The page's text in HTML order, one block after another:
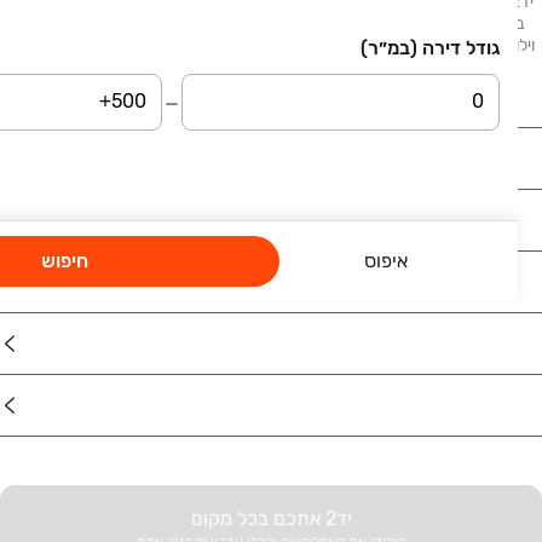
גודל דירה (במ״ר)
איפוס חיפוש
ברחבי הארץ. בלוח תמצאו דירות, דירות גן, דירות יוקרה ונכסים נוספים: בתים,
וילות, פנטהאוזים, קוטג׳ים, ועוד. דירות למכירה בתל אביב, דירות למכירה בחיפה,
רכב
יד2 אתכם בכל מקום